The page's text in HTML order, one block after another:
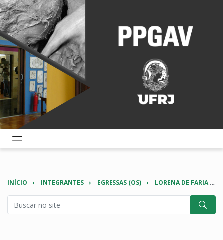
INÍCIO INTEGRANTES EGRESSAS (OS) LORENA DE FARIA NEVES GOMES DA SILVA